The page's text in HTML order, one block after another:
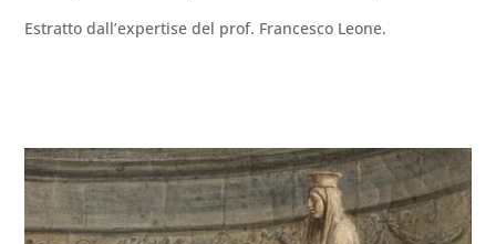
Estratto dall’expertise del prof. Francesco Leone.